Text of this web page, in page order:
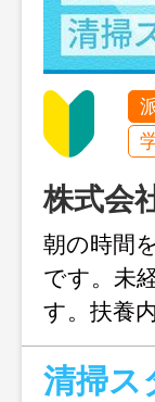
株式会
朝の時間
です。未
す。扶養
迎、まず
清掃ス